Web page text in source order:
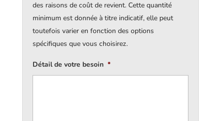
des raisons de coût de revient. Cette quantité
minimum est donnée à titre indicatif, elle peut
toutefois varier en fonction des options
spécifiques que vous choisirez.
Détail de votre besoin *